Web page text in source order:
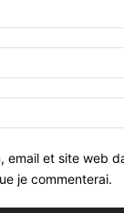
email et site web
je commenterai.